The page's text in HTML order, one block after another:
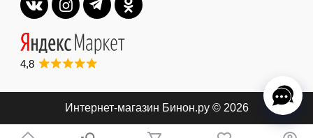
4,8
Интернет-магазин Бинон.ру © 2026